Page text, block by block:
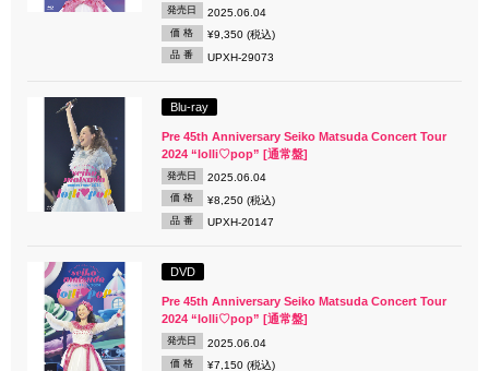
発売日 2025.06.04
価 格 ¥9,350 (税込)
品 番 UPXH-29073
Blu-ray
Pre 45th Anniversary Seiko Matsuda Concert Tour
2024 “lolli♡pop” [通常盤]
発売日 2025.06.04
価 格 ¥8,250 (税込)
品 番 UPXH-20147
DVD
Pre 45th Anniversary Seiko Matsuda Concert Tour
2024 “lolli♡pop” [通常盤]
発売日 2025.06.04
価 格 ¥7,150 (税込)